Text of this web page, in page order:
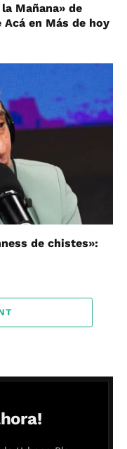
Mañana» de
Acá en Más de hoy
de chistes»: